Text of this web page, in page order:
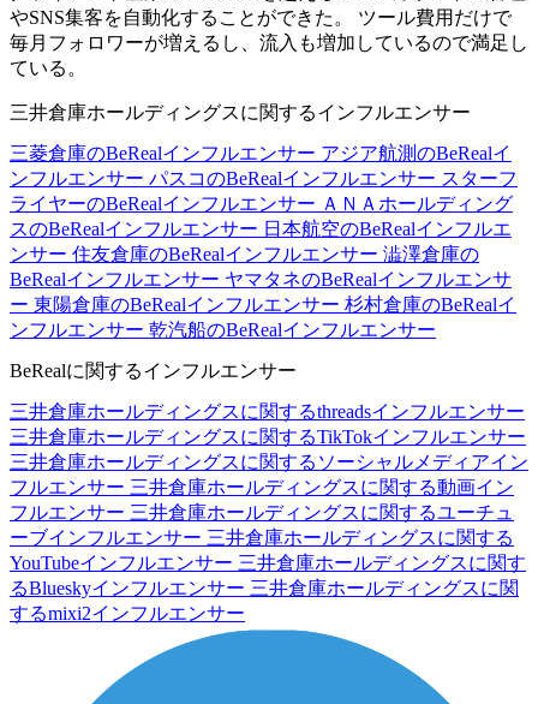
やSNS集客を自動化することができた。 ツール費用だけで
毎月フォロワーが増えるし、流入も増加しているので満足し
ている。
三井倉庫ホールディングスに関するインフルエンサー
三菱倉庫のBeRealインフルエンサー アジア航測のBeRealイ
ンフルエンサー パスコのBeRealインフルエンサー スターフ
ライヤーのBeRealインフルエンサー ＡＮＡホールディング
スのBeRealインフルエンサー 日本航空のBeRealインフルエ
ンサー 住友倉庫のBeRealインフルエンサー 澁澤倉庫の
BeRealインフルエンサー ヤマタネのBeRealインフルエンサ
ー 東陽倉庫のBeRealインフルエンサー 杉村倉庫のBeRealイ
ンフルエンサー 乾汽船のBeRealインフルエンサー
BeRealに関するインフルエンサー
三井倉庫ホールディングスに関するthreadsインフルエンサー
三井倉庫ホールディングスに関するTikTokインフルエンサー
三井倉庫ホールディングスに関するソーシャルメディアイン
フルエンサー 三井倉庫ホールディングスに関する動画イン
フルエンサー 三井倉庫ホールディングスに関するユーチュ
ーブインフルエンサー 三井倉庫ホールディングスに関する
YouTubeインフルエンサー 三井倉庫ホールディングスに関す
るBlueskyインフルエンサー 三井倉庫ホールディングスに関
するmixi2インフルエンサー